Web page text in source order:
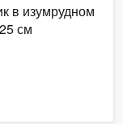
в изумрудном
см